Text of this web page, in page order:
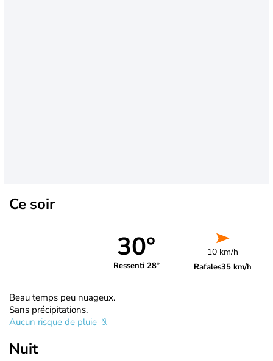
Ce soir
30°
Ressenti 28°
10 km/h
Rafales35 km/h
Beau temps peu nuageux.
Sans précipitations.
Aucun risque de pluie
Nuit